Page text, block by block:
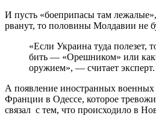
И пусть «боеприпасы там
рванут, то половины Молдавии не
«Если Украина туда полезет,
бить — «Орешником» или
оружием», — считает эксперт.
А появление иностранных
Франции в Одессе, которое
связал с тем, что происходило в